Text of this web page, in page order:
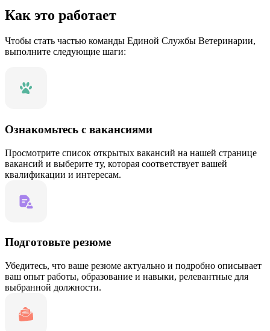
Как это работает
Чтобы стать частью команды Единой Службы Ветеринарии,
выполните следующие шаги:
Ознакомьтесь с вакансиями
Просмотрите список открытых вакансий на нашей странице
вакансий и выберите ту, которая соответствует вашей
квалификации и интересам.
Подготовьте резюме
Убедитесь, что ваше резюме актуально и подробно описывает
ваш опыт работы, образование и навыки, релевантные для
выбранной должности.